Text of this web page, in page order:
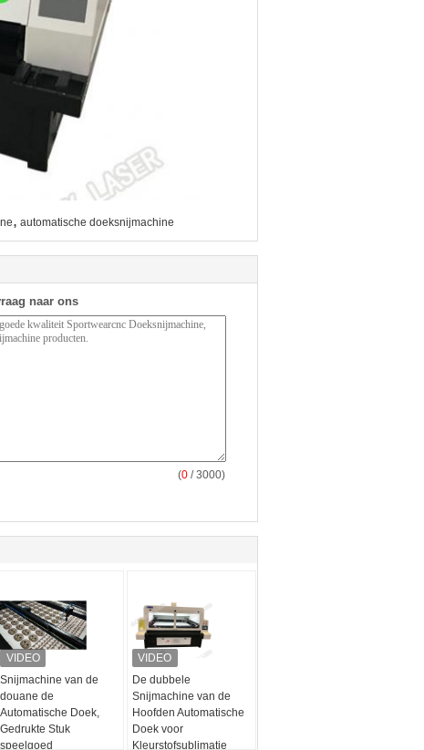
, automatische doeksnijmachine
naar ons
(0 / 3000)
Snijmachine van de
douane de
Automatische Doek,
Gedrukte Stuk
speelgoed
De dubbele
Snijmachine van de
Hoofden Automatische
Doek voor
Kleurstofsublimatie